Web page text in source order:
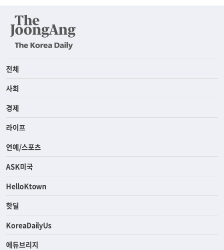
전체
사회
경제
라이프
연예/스포츠
ASK미국
HelloKtown
핫딜